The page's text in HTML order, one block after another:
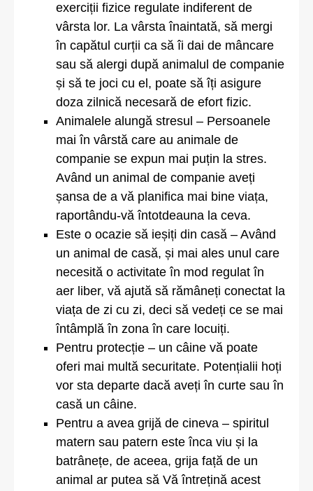
exerciții fizice regulate indiferent de
vârsta lor. La vârsta înaintată, să mergi
în capătul curții ca să îi dai de mâncare
sau să alergi după animalul de companie
și să te joci cu el, poate să îți asigure
doza zilnică necesară de efort fizic.
Animalele alungă stresul – Persoanele
mai în vârstă care au animale de
companie se expun mai puțin la stres.
Având un animal de companie aveți
șansa de a vă planifica mai bine viața,
raportându-vă întotdeauna la ceva.
Este o ocazie să ieșiți din casă – Având
un animal de casă, și mai ales unul care
necesită o activitate în mod regulat în
aer liber, vă ajută să rămâneți conectat la
viața de zi cu zi, deci să vedeți ce se mai
întâmplă în zona în care locuiți.
Pentru protecție – un câine vă poate
oferi mai multă securitate. Potențialii hoți
vor sta departe dacă aveți în curte sau în
casă un câine.
Pentru a avea grijă de cineva – spiritul
matern sau patern este înca viu și la
batrânețe, de aceea, grija față de un
animal ar putea să Vă întrețină acest